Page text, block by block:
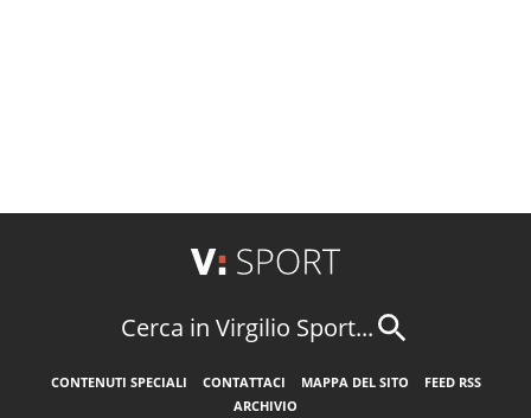
Cerca in Virgilio Sport...
CONTENUTI SPECIALI CONTATTACI MAPPA DEL SITO
FEED RSS
ARCHIVIO